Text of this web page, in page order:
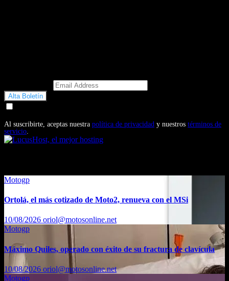
Al suscribirte, aceptas nuestra política de privacidad y nuestros términos de
servicio.
Motogp
Ortolá, el más cotizado de Moto2, renueva con el MSi
10/08/2026 oriol@motosonline.net
Motogp
Máximo Quiles, operado con éxito de su fractura de clavícula
10/08/2026 oriol@motosonline.net
Motogp